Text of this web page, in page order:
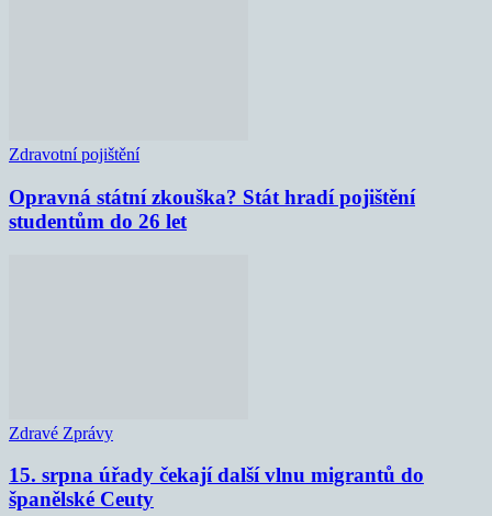
Zdravotní pojištění
Opravná státní zkouška? Stát hradí pojištění
studentům do 26 let
Zdravé Zprávy
15. srpna úřady čekají další vlnu migrantů do
španělské Ceuty